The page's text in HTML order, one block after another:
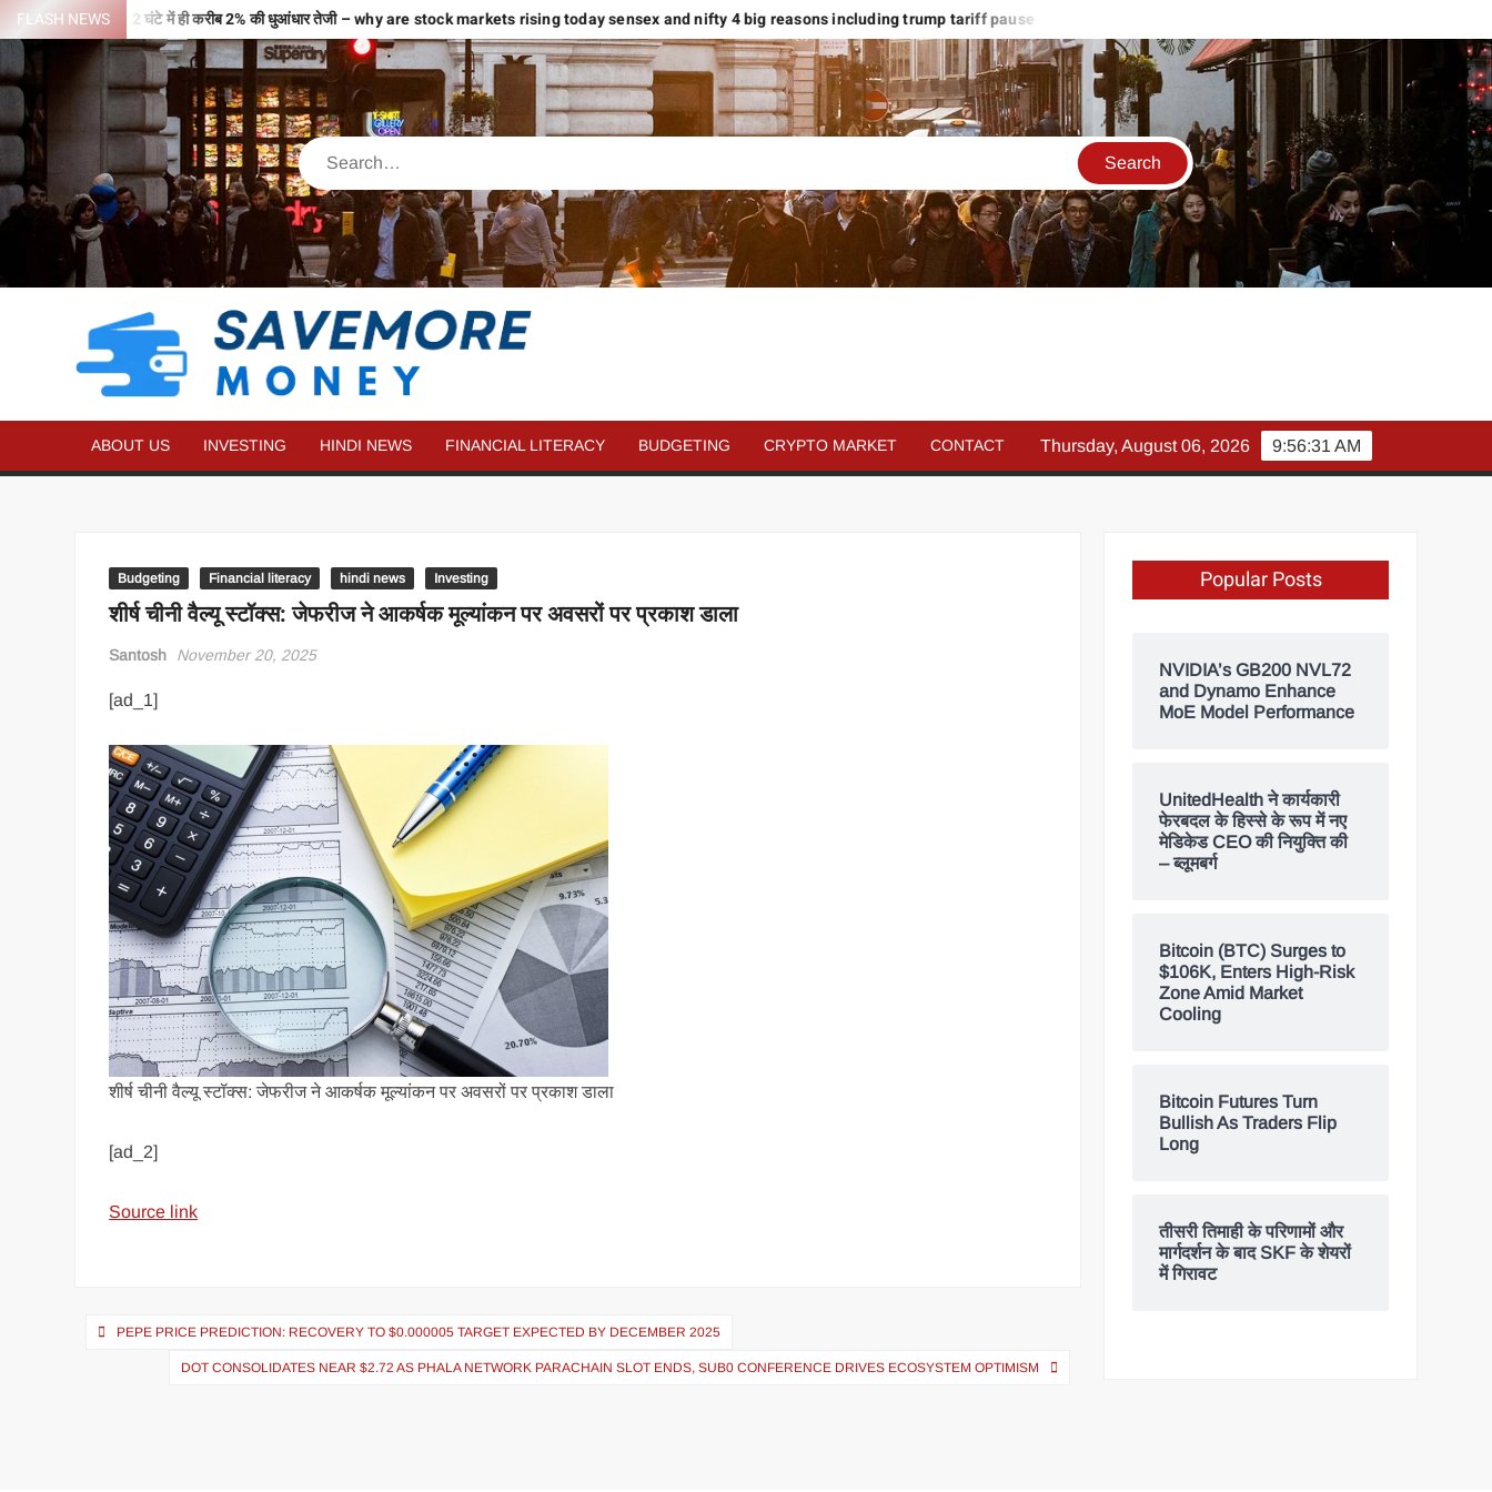
FLASH NEWS
से भरी उड़ान…2 घंटे में ही करीब 2% की धुआंधार तेजी – why are stock markets rising today sensex and nifty 4 big reasons including trump tariff pause
MORE
MONEY
RELATED
ABOUT US INVESTING HINDI NEWS FINANCIAL LITERACY BUDGETING CRYPTO MARKET CONTACT 9:56:32 AM
Thursday, August 06, 2026
Budgeting Financial literacy hindi news Investing
शीर्ष चीनी वैल्यू स्टॉक्स: जेफरीज ने आकर्षक मूल्यांकन पर अवसरों पर प्रकाश डाला
Santosh November 20, 2025
[ad_1]
शीर्ष चीनी वैल्यू स्टॉक्स: जेफरीज ने आकर्षक मूल्यांकन पर अवसरों पर प्रकाश डाला
[ad_2]
Source link
PEPE PRICE PREDICTION: RECOVERY TO $0.000005 TARGET EXPECTED BY DECEMBER 2025
DOT CONSOLIDATES NEAR $2.72 AS PHALA NETWORK PARACHAIN SLOT ENDS, SUB0 CONFERENCE DRIVES ECOSYSTEM OPTIMISM
Popular Posts
NVIDIA’s GB200 NVL72
and Dynamo Enhance
MoE Model Performance
UnitedHealth ने कार्यकारी
फेरबदल के हिस्से के रूप में नए
मेडिकेड CEO की नियुक्ति की
– ब्लूमबर्ग
Bitcoin (BTC) Surges to
$106K, Enters High-Risk
Zone Amid Market
Cooling
Bitcoin Futures Turn
Bullish As Traders Flip
Long
तीसरी तिमाही के परिणामों और
मार्गदर्शन के बाद SKF के शेयरों
में गिरावट